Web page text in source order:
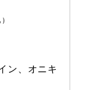
ン、オニキ